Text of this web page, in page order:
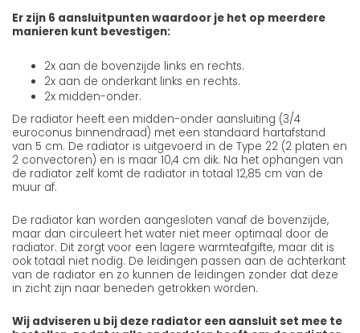
Er zijn 6 aansluitpunten waardoor je het op meerdere
manieren kunt bevestigen:
2x aan de bovenzijde links en rechts.
2x aan de onderkant links en rechts.
2x midden-onder.
De radiator heeft een midden-onder aansluiting (3/4
euroconus binnendraad) met een standaard hartafstand
van 5 cm. De radiator is uitgevoerd in de Type 22 (2 platen en
2 convectoren) en is maar 10,4 cm dik. Na het ophangen van
de radiator zelf komt de radiator in totaal 12,85 cm van de
muur af.
De radiator kan worden aangesloten vanaf de bovenzijde,
maar dan circuleert het water niet meer optimaal door de
radiator. Dit zorgt voor een lagere warmteafgifte, maar dit is
ook totaal niet nodig. De leidingen passen aan de achterkant
van de radiator en zo kunnen de leidingen zonder dat deze
in zicht zijn naar beneden getrokken worden.
Wij adviseren u bij deze radiator een aansluit set mee te